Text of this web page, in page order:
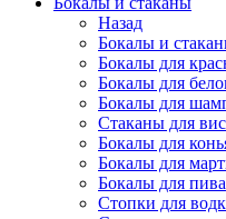
Назад
Бокалы и
Бокалы для
Бокалы для
Бокалы для
Стаканы для
Бокалы для
Бокалы для
Бокалы для пива
Стопки для